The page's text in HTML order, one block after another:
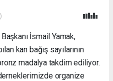
İsmail Yamak,
kan bağış sayılarının
madalya takdim ediliyor.
organize